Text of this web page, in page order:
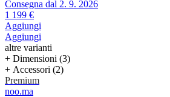
Consegna dal 2. 9. 2026
1 199 €
Aggiungi
Aggiungi
altre varianti
+ Dimensioni (3)
+ Accessori (2)
Premium
noo.ma